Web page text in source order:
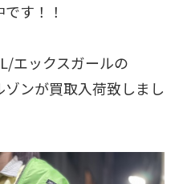
す！！
エックスガールの
ンが買取入荷致しまし